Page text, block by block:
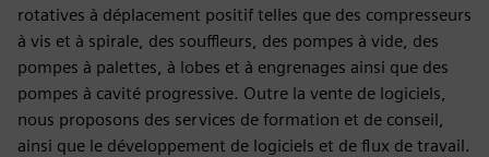
rotatives à déplacement positif telles que des compresseurs
à vis et à spirale, des souffleurs, des pompes à vide, des
pompes à palettes, à lobes et à engrenages ainsi que des
pompes à cavité progressive. Outre la vente de logiciels,
nous proposons des services de formation et de conseil,
ainsi que le développement de logiciels et de flux de travail.